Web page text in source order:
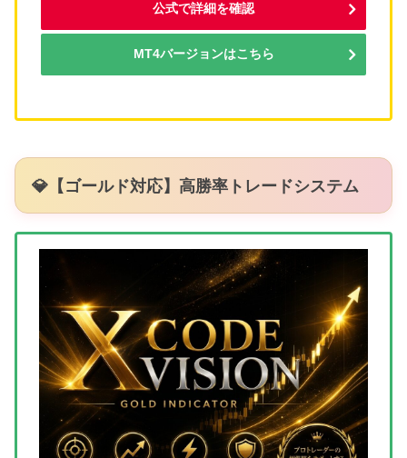
公式で詳細を確認
MT4バージョンはこちら
💎【ゴールド対応】高勝率トレードシステム